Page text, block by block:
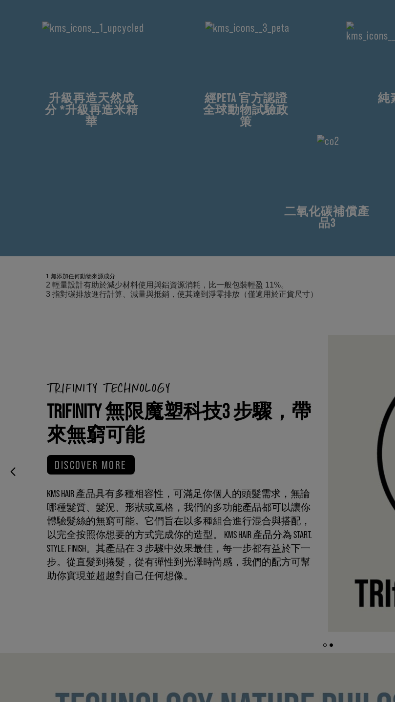
升級再造天然成
分 *升級再造米精
華
經PETA 官方認證
全球動物試驗政
策
純
二氧化碳補償產
品3
1 無添加任何動物來源成分
2 輕量設計有助於減少材料使用與鋁資源消耗，比一般包裝輕盈 11%。
3 指對碳排放進行計算、減量與抵銷，使其達到淨零排放（僅適用於正貨尺寸）
TRIFINITY TECHNOLOGY
TRIFINITY 無限魔塑科技3 步驟，帶
來無窮可能
DISCOVER MORE
KMS HAIR 產品具有多種相容性，可滿足你個人的頭髮需求，無論
哪種髮質、髮況、形狀或風格，我們的多功能產品都可以讓你
體驗髮絲的無窮可能。它們旨在以多種組合進行混合與搭配，
以完全按照你想要的方式完成你的造型。 KMS HAIR 產品分為 START.
STYLE. FINISH。其產品在３步驟中效果最佳，每一步都有益於下一
步。從直髮到捲髮，從有彈性到光澤時尚感，我們的配方可幫
助你實現並超越對自己任何想像。